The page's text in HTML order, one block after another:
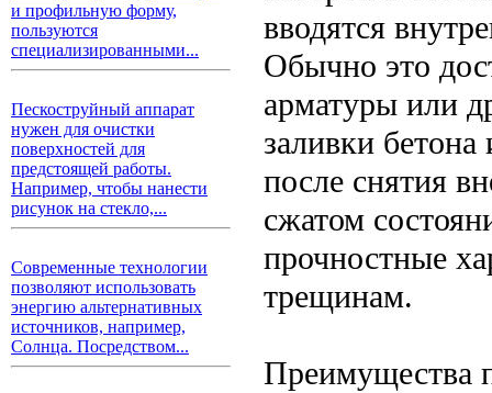
и профильную форму,
пользуются
специализированными...
Пескоструйный аппарат
нужен для очистки
поверхностей для
предстоящей работы.
Например, чтобы нанести
рисунок на стекло,...
Современные технологии
позволяют использовать
энергию альтернативных
источников, например,
Солнца. Посредством...
вводятся
Обычно это
арматуры или
заливки бетона
после снятия
сжатом
прочностные
трещинам.
Преимущества